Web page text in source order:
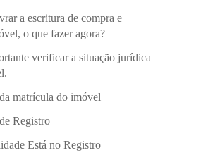
a escritura de compra e
o que fazer agora?
verificar a situação jurídica
matrícula do imóvel
Registro
Está no Registro